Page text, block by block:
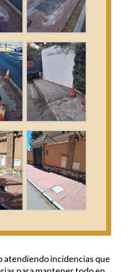
atendiendo incidencias que